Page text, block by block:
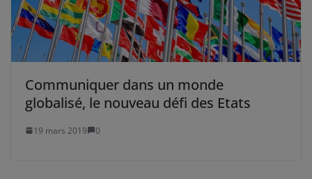
Communiquer dans un monde
globalisé, le nouveau défi des Etats
19 mars 2019 0